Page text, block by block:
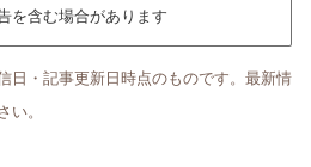
を含む場合があります
日・記事更新日時点のものです。最新情
い。